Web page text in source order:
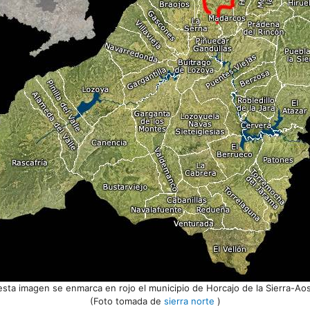
imagen se enmarca en rojo el municipio de Horcajo de la Sierra-
(Foto tomada de sierra norte )